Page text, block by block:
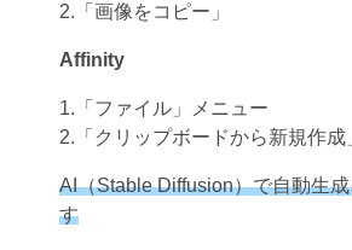
2.「画像をコピー」
Affinity
1.「ファイル」メニュー
2.「クリップボードから新規作成
AI（Stable Diffusion）で自動生
す